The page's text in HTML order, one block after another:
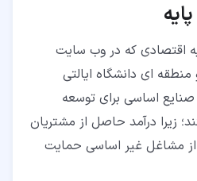
اقتصادی که در وب سایت
ای دانشگاه ایالتی
اساسی برای توسعه
زیرا درآمد حاصل از مشتریان
از مشاغل غیر اساسی حمایت